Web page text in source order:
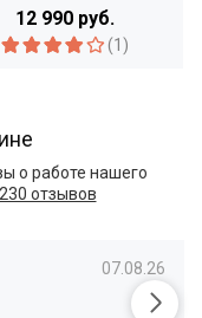
12 990 руб.
(1)
о работе нашего
отзывов
07.08.26